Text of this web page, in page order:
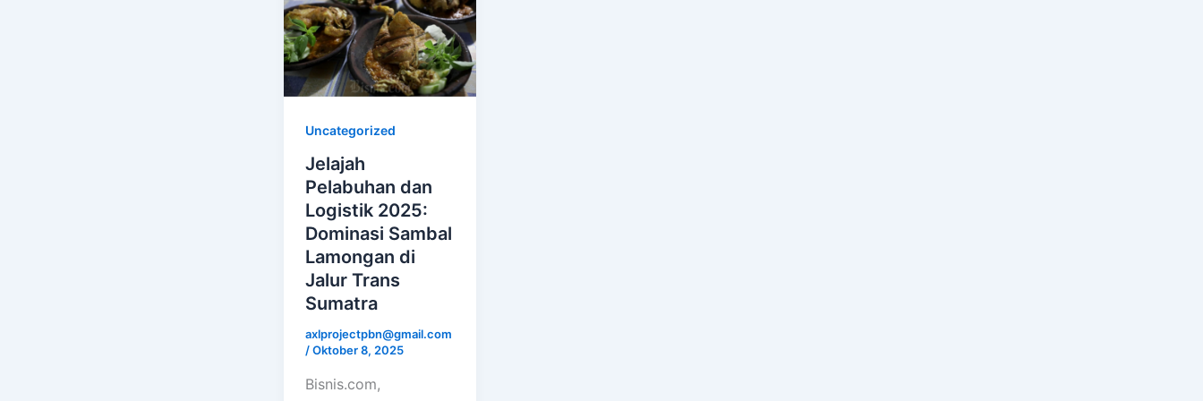
Uncategorized
Jelajah
Pelabuhan dan
Logistik 2025:
Dominasi Sambal
Lamongan di
Jalur Trans
Sumatra
axlprojectpbn@gmail.com
/Oktober 8, 2025
Bisnis.com,